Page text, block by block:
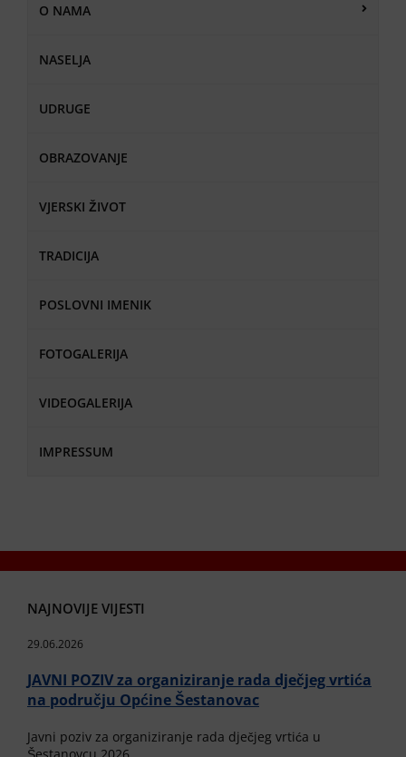
O NAMA
NASELJA
UDRUGE
OBRAZOVANJE
VJERSKI ŽIVOT
TRADICIJA
POSLOVNI IMENIK
FOTOGALERIJA
VIDEOGALERIJA
IMPRESSUM
NAJNOVIJE VIJESTI
29.06.2026
JAVNI POZIV za organiziranje rada dječjeg vrtića
na području Općine Šestanovac
Javni poziv za organiziranje rada dječjeg vrtića u
Šestanovcu 2026